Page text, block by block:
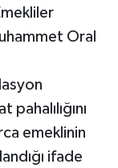
Oral
emeklinin
ifade